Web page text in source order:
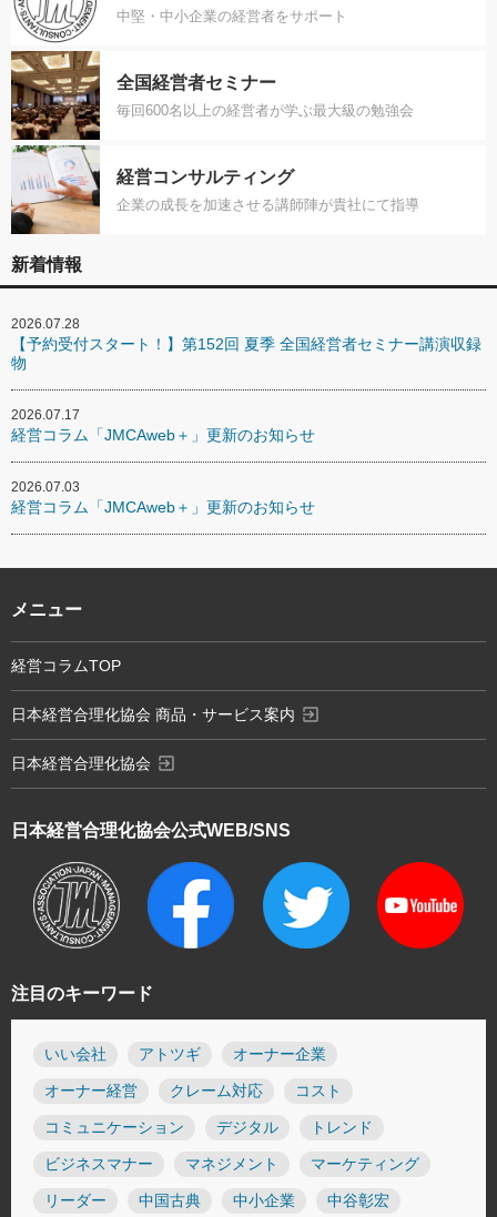
中堅・中小企業の経営者をサポート
全国経営者セミナー
毎回600名以上の経営者が学ぶ最大級の勉強会
経営コンサルティング
企業の成長を加速させる講師陣が貴社にて指導
新着情報
2026.07.28
【予約受付スタート！】第152回 夏季 全国経営者セミナー講演収録
物
2026.07.17
経営コラム「JMCAweb＋」更新のお知らせ
2026.07.03
経営コラム「JMCAweb＋」更新のお知らせ
注目のキーワード
いい会社 アトツギ オーナー企業
オーナー経営 クレーム対応 コスト
コミュニケーション デジタル トレンド
ビジネスマナー マネジメント マーケティング
リーダー 中国古典 中小企業 中谷彰宏
日本経営合理化協会公式WEB/SNS
メニュー
経営コラムTOP
日本経営合理化協会 商品・サービス案内 exit_to_app
日本経営合理化協会 exit_to_app